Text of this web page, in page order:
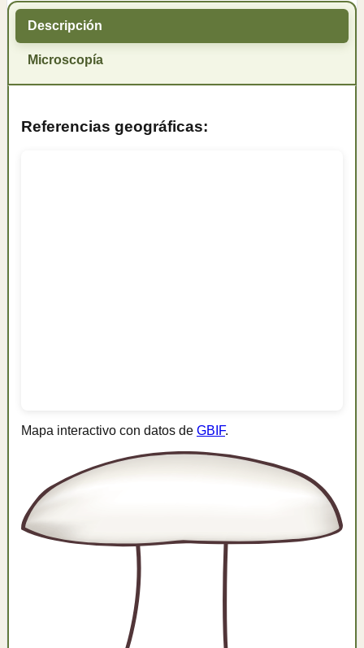
Descripción
Microscopía
Referencias geográficas:
Mapa interactivo con datos de GBIF.